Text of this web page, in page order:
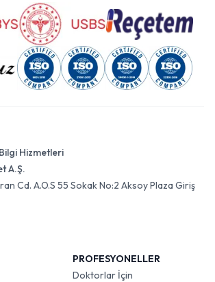
Hizmetleri
A.Ş.
Cd. A.O.S 55 Sokak No:2 Aksoy Plaza Giriş
PROFESYONELLER
Doktorlar İçin